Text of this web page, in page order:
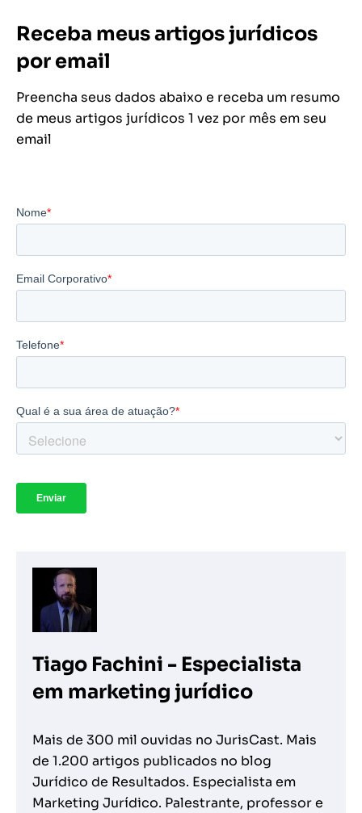
Receba meus artigos jurídicos
por email
Preencha seus dados abaixo e receba um resumo
de meus artigos jurídicos 1 vez por mês em seu
email
Tiago Fachini - Especialista
em marketing jurídico
Mais de 300 mil ouvidas no JurisCast. Mais
de 1.200 artigos publicados no blog
Jurídico de Resultados. Especialista em
Marketing Jurídico. Palestrante, professor e